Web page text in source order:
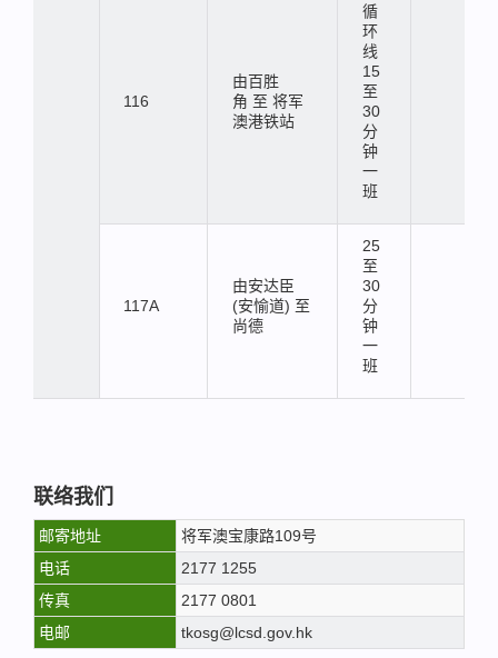
116
由百胜
角 至 将军
澳港铁站
循
环
线
15
至
30
分
钟
一
班
117A
由安达臣
(安愉道) 至
尚德
25
至
30
分
钟
一
班
联络我们
邮寄地址
将军澳宝康路109号
电话
2177 1255
传真
2177 0801
电邮
tkosg@lcsd.gov.hk